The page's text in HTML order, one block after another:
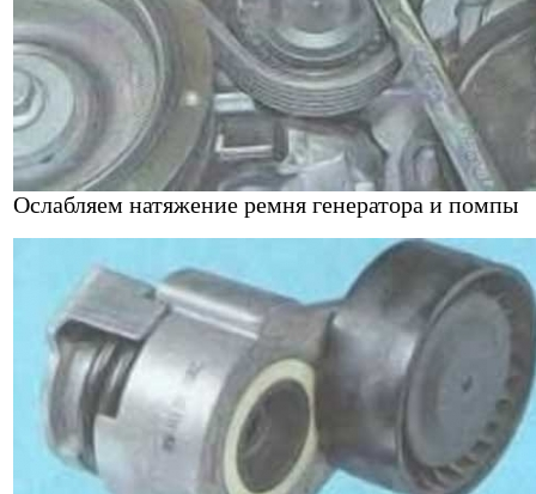
Ослабляем натяжение ремня генератора и помпы